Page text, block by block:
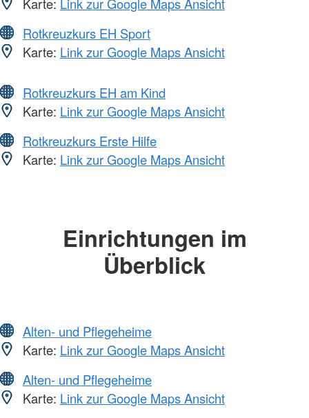
Rotkreuzkurs EH Sport
Karte: Link zur Google Maps Ansicht
Rotkreuzkurs EH am Kind
Karte: Link zur Google Maps Ansicht
Rotkreuzkurs Erste Hilfe
Karte: Link zur Google Maps Ansicht
Einrichtungen im
Überblick
Alten- und Pflegeheime
Karte: Link zur Google Maps Ansicht
Alten- und Pflegeheime
Karte: Link zur Google Maps Ansicht